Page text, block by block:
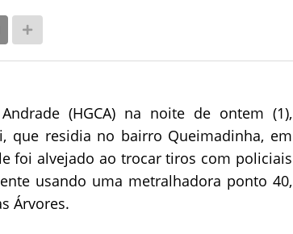
(HGCA) na noite de ontem (1),
que residia no bairro Queimadinha, em
foi alvejado ao trocar tiros com policiais
usando uma metralhadora ponto 40,
Árvores.